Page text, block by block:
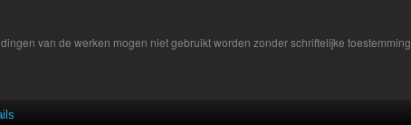
van de werken mogen niet gebruikt worden zonder schriftelijke toestemming.